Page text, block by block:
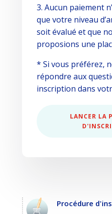
3. Aucun paiement
que votre niveau
soit évalué et que
proposions une
* Si vous préférez,
répondre aux
inscription dans
LANCER LA
Procédure